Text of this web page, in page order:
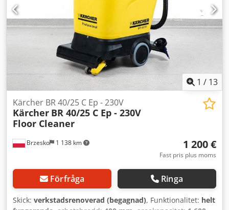
1 / 13
Brzesko 1 138 km
Kärcher BR 40/25 C Ep - 230V
Kärcher BR 40/25 C Ep - 230V
Floor Cleaner
1 200 €
Fast pris plus moms
Förfråga Ringa
Skick: verkstadsrenoverad (begagnad), Funktionalitet: helt